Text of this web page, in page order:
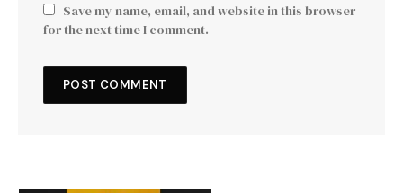
Save my name, email, and website in this browser
for the next time I comment.